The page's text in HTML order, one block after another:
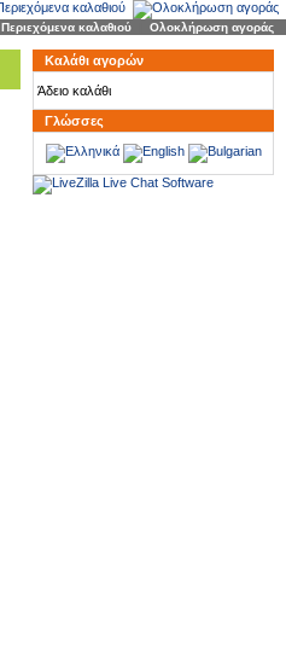
Περιεχόμενα καλαθιού Ολοκλήρωση αγοράς
Καλάθι αγορών
Άδειο καλάθι
Γλώσσες